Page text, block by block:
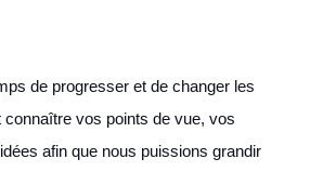
de progresser et de changer les
vos points de vue, vos
afin que nous puissions grandir